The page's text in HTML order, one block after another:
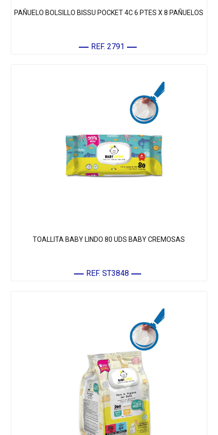
PAÑUELO BOLSILLO BISSU POCKET 4C 6 PTES X 8 PAÑUELOS
REF. 2791
TOALLITA BABY LINDO 80 UDS BABY CREMOSAS
REF. ST3848